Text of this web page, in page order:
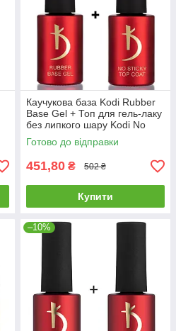
Каучукова база Kodi Rubber
Base Gel + Топ для гель-лаку
без липкого шару Kodi No
Sticky Top Coat, 15 мл
Готово до відправки
451,80 ₴ 502 ₴
Купити
–10%